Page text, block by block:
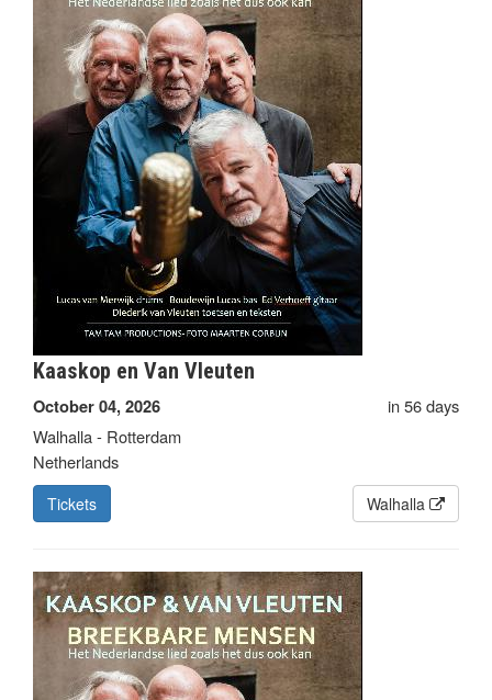
Kaaskop en Van Vleuten
October 04, 2026
in 56 days
Walhalla - Rotterdam
Netherlands
Tickets Walhalla